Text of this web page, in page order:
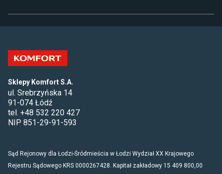
Sklepy Komfort S.A.
ul. Srebrzyńska 14
91-074 Łódź
tel. +48 532 220 427
NIP 851-29-91-593
Sąd Rejonowy dla Łodzi-Śródmieścia w Łodzi Wydział XX Krajowego
Rejestru Sądowego KRS 0000267428. Kapitał zakładowy 15 409 800,00